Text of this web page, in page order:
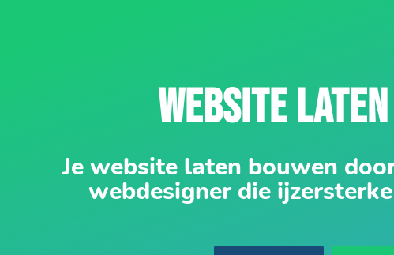
WEBSITE
Je website laten bouwen
webdesigner die